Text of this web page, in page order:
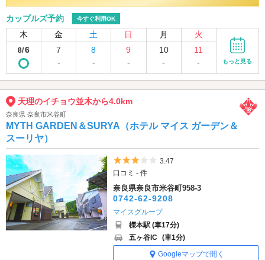
カップルズ予約 今すぐ利用OK
木 金 土 日 月 火
8/6
7
-
8
-
9
-
10
-
11
-
もっと見る
天理のイチョウ並木から4.0km
奈良県 奈良市米谷町
MYTH GARDEN＆SURYA（ホテル マイス ガーデン＆
スーリヤ）
5つ星のうち3
3.47
口コミ - 件
奈良県奈良市米谷町958-3
0742-62-9208
マイスグループ
櫟本駅 (車17分)
五ヶ谷IC (車1分)
Googleマップで開く